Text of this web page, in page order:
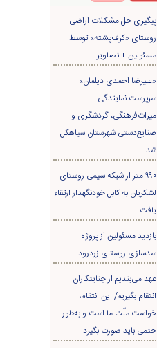
پیگیری حل مشکلات اراضی
روستای «کرف‌پشته» توسط
مسئولین + تصاویر
«علیرضا احمدی دیلمان»
سرپرست نمایندگی
میراث‌فرهنگی، گردشگری و
صنایع‌دستی شهرستان سیاهکل
شد
۹۹۰ متر از شبکه سیمی روستای
لشکریان به کابل خودنگهدار ارتقاء
یافت
بازدید مسئولین از پروژه
سدسازی روستای زردرود
عهد می‌بندیم از جنایتکاران
انتقام بگیریم/ این انتقام،
خواست ملّت ما است و به‌طور
حتمی باید صورت بگیرد